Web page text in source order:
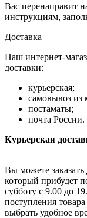
Вас перенаправит
инструкциям,
Доставка
Наш интернет-
доставки:
курьерская;
самовывоз из
постаматы;
почта России.
Курьерская
Вы можете
который прибудет
субботу с 9.00 до
поступления
выбрать удобное